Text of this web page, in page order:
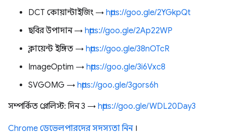
DCT কোয়ান্টাইজিং → https://goo.gle/2YGkpQt
ছবির উপাদান → https://goo.gle/2Ap22WP
ক্লায়েন্ট ইঙ্গিত → https://goo.gle/38nOTcR
ImageOptim → https://goo.gle/3i6Vxc8
SVGOMG → https://goo.gle/3gors6h
সম্পর্কিত প্লেলিস্ট: দিন 3 → https://goo.gle/WDL20Day3
Chrome ডেভেলপারদের সদস্যতা নিন।